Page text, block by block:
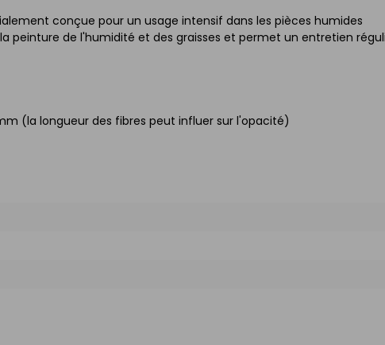
conçue pour un usage intensif dans les pièces humides
peinture de l'humidité et des graisses et permet un entretien
(la longueur des fibres peut influer sur l'opacité)